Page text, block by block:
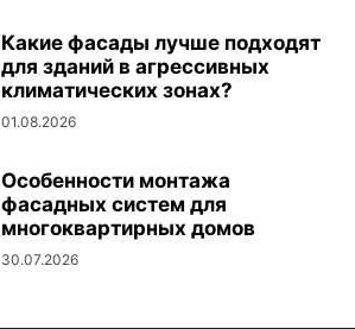
Какие фасады лучше подходят
для зданий в агрессивных
климатических зонах?
01.08.2026
Особенности монтажа
фасадных систем для
многоквартирных домов
30.07.2026